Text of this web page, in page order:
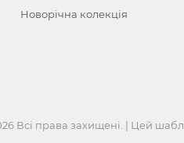
Новорічна колекція
Всі права захищені. | Цей